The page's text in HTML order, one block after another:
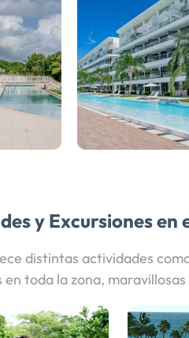
y Excursiones en
distintas actividades
en toda la zona,